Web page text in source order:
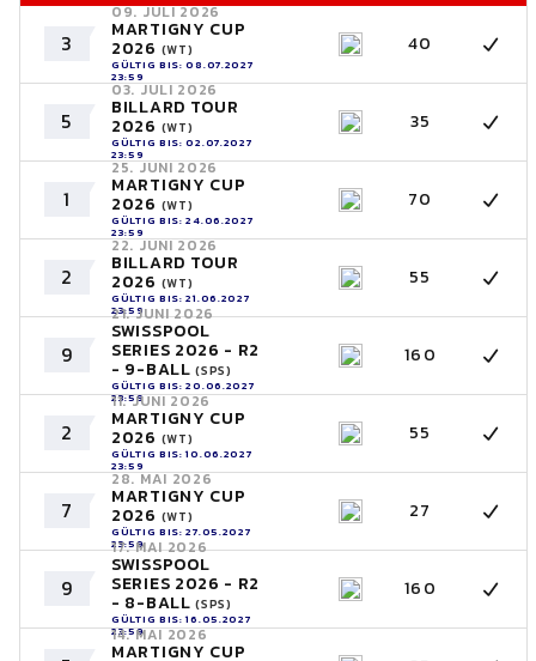
3
09. JULI 2026
MARTIGNY CUP
2026 (WT)
GÜLTIG BIS: 08.07.2027
23:59
40
5
03. JULI 2026
BILLARD TOUR
2026 (WT)
GÜLTIG BIS: 02.07.2027
23:59
35
1
25. JUNI 2026
MARTIGNY CUP
2026 (WT)
GÜLTIG BIS: 24.06.2027
23:59
70
2
22. JUNI 2026
BILLARD TOUR
2026 (WT)
GÜLTIG BIS: 21.06.2027
23:59
55
9
21. JUNI 2026
SWISSPOOL
SERIES 2026 - R2
- 9-BALL(SPS)
GÜLTIG BIS: 20.06.2027
23:59
160
2
11. JUNI 2026
MARTIGNY CUP
2026 (WT)
GÜLTIG BIS: 10.06.2027
23:59
55
7
28. MAI 2026
MARTIGNY CUP
2026 (WT)
GÜLTIG BIS: 27.05.2027
23:59
27
9
17. MAI 2026
SWISSPOOL
SERIES 2026 - R2
- 8-BALL(SPS)
GÜLTIG BIS: 16.05.2027
23:59
160
14. MAI 2026
MARTIGNY CUP